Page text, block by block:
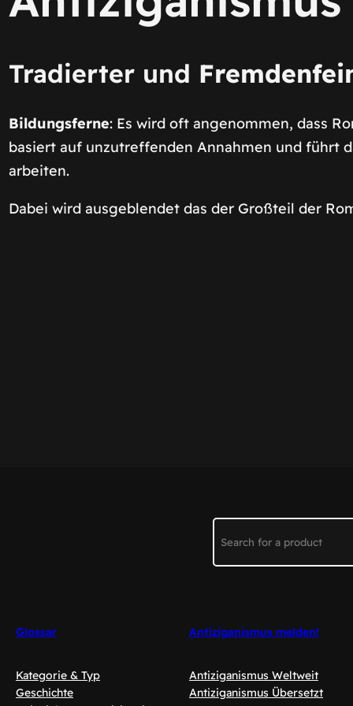
Tradierter und
Bildungsferne: Es wird oft angenommen, dass
basiert auf unzutreffenden Annahmen und führt
arbeiten.
Dabei wird ausgeblendet das der Großteil der
Glossar
Kategorie & Typ
Geschichte
Antiziganismus melden!
Antiziganismus Weltweit
Antiziganismus Übersetzt